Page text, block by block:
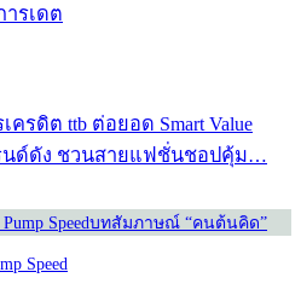
รเดต
ครดิต ttb ต่อยอด Smart Value
นด์ดัง ชวนสายแฟชั่นชอปคุ้ม…
Speedบทสัมภาษณ์ “คนต้นคิด”
Speed